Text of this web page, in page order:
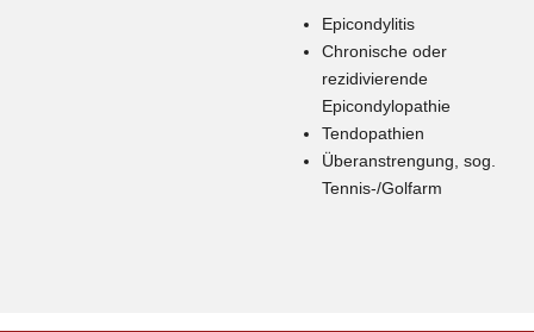
Epicondylitis
Chronische oder
rezidivierende
Epicondylopathie
Tendopathien
Überanstrengung, sog.
Tennis-/Golfarm